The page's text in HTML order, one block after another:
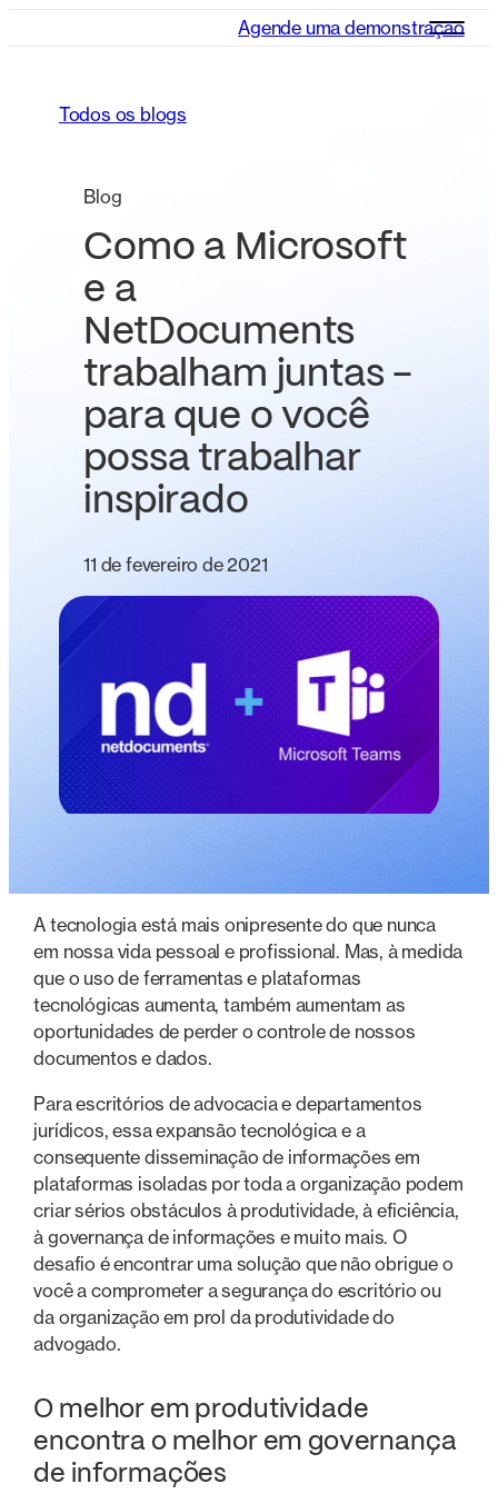
Agende uma demonstração
Todos os blogs
Blog
Como a Microsoft
e a
NetDocuments
trabalham juntas -
para que o você
possa trabalhar
inspirado
11 de fevereiro de 2021
A tecnologia está mais onipresente do que nunca
em nossa vida pessoal e profissional. Mas, à medida
que o uso de ferramentas e plataformas
tecnológicas aumenta, também aumentam as
oportunidades de perder o controle de nossos
documentos e dados.
Para escritórios de advocacia e departamentos
jurídicos, essa expansão tecnológica e a
consequente disseminação de informações em
plataformas isoladas por toda a organização podem
criar sérios obstáculos à produtividade, à eficiência,
à governança de informações e muito mais. O
desafio é encontrar uma solução que não obrigue o
você a comprometer a segurança do escritório ou
da organização em prol da produtividade do
advogado.
O melhor em produtividade
encontra o melhor em governança
de informações